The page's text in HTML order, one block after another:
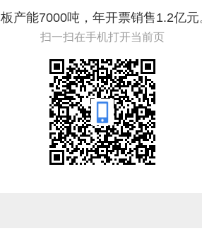
产能7000吨，年开票销售1.2亿元
扫一扫在手机打开当前页